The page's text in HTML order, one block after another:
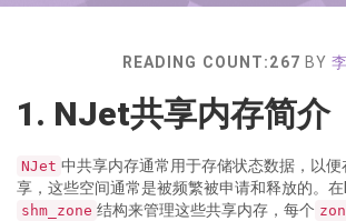
存
go
to
READING COUNT:267 BY
1. NJet共享内存简介
NJet 中共享内存通常用于存储状态数据，以
享，这些空间通常是被频繁被申请和释放的。
shm_zone 结构来管理这些共享内存，每个